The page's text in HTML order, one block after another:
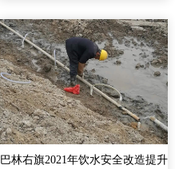
巴林右旗2021年饮水安全改造提升